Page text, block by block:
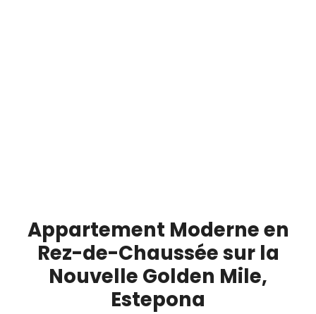
Appartement Moderne en
Rez-de-Chaussée sur la
Nouvelle Golden Mile,
Estepona